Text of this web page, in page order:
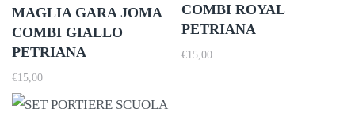
MAGLIA GARA JOMA
COMBI GIALLO
PETRIANA
€15,00
COMBI ROYAL
PETRIANA
€15,00